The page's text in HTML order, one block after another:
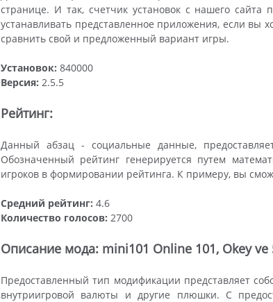
странице. И так, счетчик установок с нашего
устанавливать представленное приложения, если вы
сравнить свой и предложенный вариант игры.
Установок: 840000
Версия: 2.5.5
Рейтинг:
Данный абзац - социальные данные,
Обозначенный рейтинг генерируется путем
игроков в формировании рейтинга. К примеру, вы
Средний рейтинг: 4.6
Количество голосов: 2700
Описание мода: mini101 Online 101, Okey
Предоставленный тип модификации представляет
внутриигровой валюты и другие плюшки. С